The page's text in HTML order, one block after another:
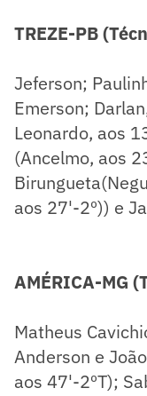
TREZE-PB
Jeferson;
Emerson;
Leonardo, aos
(Ancelmo, aos
aos 27'-2º)) e
AMÉRICA-MG
Matheus
Anderson e
aos 47'-2ºT);